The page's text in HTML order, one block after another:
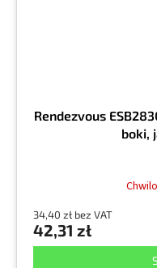
Rendezvous
boki,
34,40 zł bez VAT
42,31 zł